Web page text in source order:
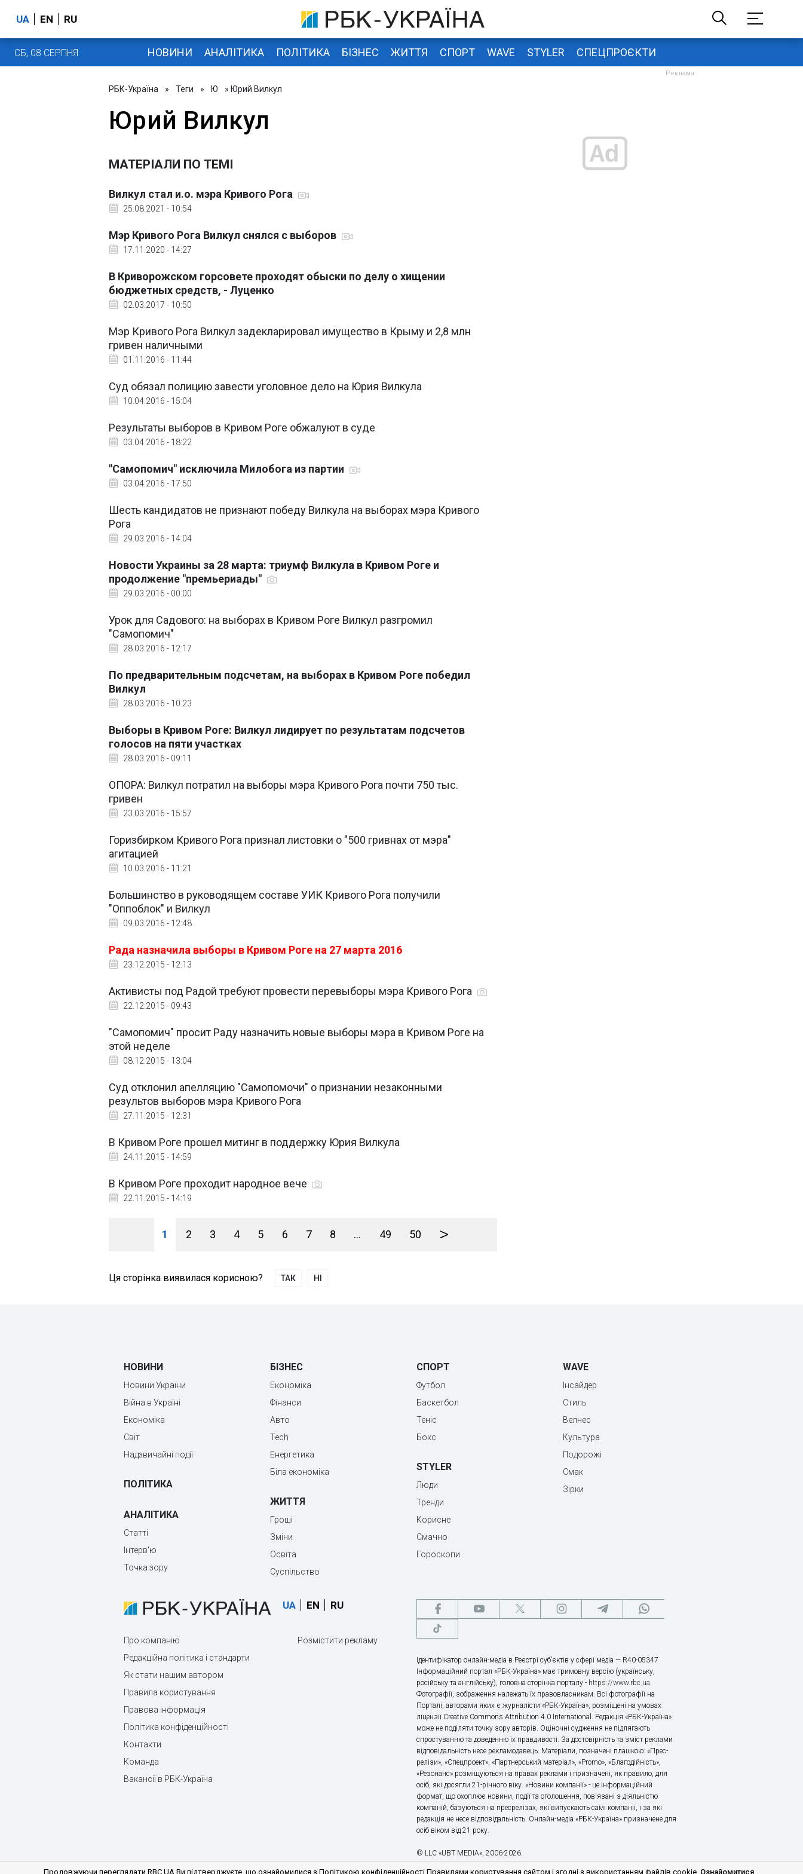
UA EN RU
СБ, 08 СЕРПНЯ НОВИНИ АНАЛІТИКА ПОЛІТИКА БІЗНЕС ЖИТТЯ СПОРТ WAVE STYLER СПЕЦПРОЄКТИ
РБК-Україна » Теги » Ю » Юрий Вилкул
Юрий Вилкул
МАТЕРІАЛИ ПО ТЕМІ
Вилкул стал и.о. мэра Кривого Рога
25.08.2021 - 10:54
Мэр Кривого Рога Вилкул снялся с выборов
17.11.2020 - 14:27
В Криворожском горсовете проходят обыски по делу о хищении
бюджетных средств, - Луценко
02.03.2017 - 10:50
Мэр Кривого Рога Вилкул задекларировал имущество в Крыму и 2,8 млн
гривен наличными
01.11.2016 - 11:44
Суд обязал полицию завести уголовное дело на Юрия Вилкула
10.04.2016 - 15:04
Результаты выборов в Кривом Роге обжалуют в суде
03.04.2016 - 18:22
"Самопомич" исключила Милобога из партии
03.04.2016 - 17:50
Шесть кандидатов не признают победу Вилкула на выборах мэра Кривого
Рога
29.03.2016 - 14:04
Новости Украины за 28 марта: триумф Вилкула в Кривом Роге и
продолжение "премьериады"
29.03.2016 - 00:00
Урок для Садового: на выборах в Кривом Роге Вилкул разгромил
"Самопомич"
28.03.2016 - 12:17
По предварительным подсчетам, на выборах в Кривом Роге победил
Вилкул
28.03.2016 - 10:23
Выборы в Кривом Роге: Вилкул лидирует по результатам подсчетов
голосов на пяти участках
28.03.2016 - 09:11
ОПОРА: Вилкул потратил на выборы мэра Кривого Рога почти 750 тыс.
гривен
23.03.2016 - 15:57
Горизбирком Кривого Рога признал листовки о "500 гривнах от мэра"
агитацией
10.03.2016 - 11:21
Большинство в руководящем составе УИК Кривого Рога получили
"Оппоблок" и Вилкул
09.03.2016 - 12:48
Рада назначила выборы в Кривом Роге на 27 марта 2016
23.12.2015 - 12:13
Активисты под Радой требуют провести перевыборы мэра Кривого Рога
22.12.2015 - 09:43
"Самопомич" просит Раду назначить новые выборы мэра в Кривом Роге на
этой неделе
08.12.2015 - 13:04
Суд отклонил апелляцию "Самопомочи" о признании незаконными
результов выборов мэра Кривого Рога
27.11.2015 - 12:31
В Кривом Роге прошел митинг в поддержку Юрия Вилкула
24.11.2015 - 14:59
В Кривом Роге проходит народное вече
22.11.2015 - 14:19
1 2 3 4 5 6 7 8 ... 49 50 >
Ця сторінка виявилася корисною? ТАК НІ
НОВИНИ
Новини України
Війна в Україні
Економіка
Світ
Надзвичайні події
ПОЛІТИКА
АНАЛІТИКА
Статті
Інтерв'ю
Точка зору
БІЗНЕС
Економіка
Фінанси
Авто
Tech
Енергетика
Біла економіка
ЖИТТЯ
Гроші
Зміни
Освіта
Суспільство
СПОРТ
Футбол
Баскетбол
Теніс
Бокс
STYLER
Люди
Тренди
Корисне
Смачно
Гороскопи
WAVE
Інсайдер
Стиль
Велнес
Культура
Подорожі
Смак
Зірки
UA EN RU
Про компанію
Редакційна політика і стандарти
Як стати нашим автором
Правила користування
Правова інформація
Політика конфіденційності
Контакти
Команда
Вакансії в РБК-Україна
Розмістити рекламу
Ідентифікатор онлайн-медіа в Реєстрі суб’єктів у сфері медіа — R40-05347
Інформаційний портал «РБК-Україна» має тримовну версію (українську,
російську та англійську), головна сторінка порталу - https://www.rbc.ua.
Фотографії, зображення належать їх правовласникам. Всі фотографії на
Порталі, авторами яких є журналісти «РБК-Україна», розміщені на умовах
ліцензії Creative Commons Attribution 4.0 International. Редакція «РБК-Україна»
може не поділяти точку зору авторів. Оціночні судження не підлягають
спростуванню та доведенню їх правдивості. За достовірність та зміст реклами
відповідальність несе рекламодавець. Матеріали, позначені плашкою: «Прес-
релізи», «Спецпроект», «Партнерський матеріал», «Promo», «Благодійність»,
«Резонанс» розміщуються на правах реклами і призначені, як правило, для
осіб, які досягли 21-річного віку. «Новини компанії» - це інформаційний
формат, що охоплює новини, події та оголошення, пов'язані з діяльністю
компаній, базуються на пресрелізах, які випускають самі компанії, і за які
редакція не несе відповідальність. Онлайн-медіа «РБК-Україна» призначене для
осіб віком від 21 року.
© LLC «UBT MEDIA», 2006-2026.
Продовжуючи переглядати RBC.UA Ви підтверджуєте, що ознайомилися з Політикою конфіденційності Правилами користування сайтом і згодні з використанням файлів cookie. Ознайомитися